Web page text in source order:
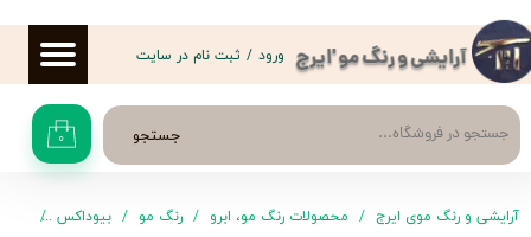
آرایشی و رنگ مو 'ایرج
جستجو ۰
ورود / ثبت نام در سایت
حساب کاربری من
تغییر گذر واژه
سفارشات
خروج از حساب کاربری
آرایشی و رنگ موی ایرج محصولات رنگ مو، ابرو رنگ مو بیوداکس